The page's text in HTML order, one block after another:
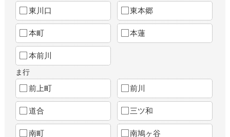
東川口 東本郷
本町 本蓮
本前川
ま行
前上町 前川
道合 三ツ和
南町 南鳩ヶ谷